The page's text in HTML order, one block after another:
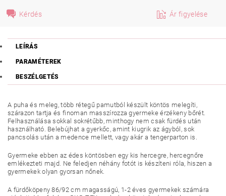
Kérdés Ár figyelése
LEÍRÁS
PARAMÉTEREK
BESZÉLGETÉS
A puha és meleg, több rétegű pamutból készült köntös melegíti,
szárazon tartja és finoman masszírozza gyermeke érzékeny bőrét.
Felhasználása sokkal sokrétűbb, minthogy nem csak fürdés után
használható. Belebújhat a gyerkőc, amint kiugrik az ágyból, sok
pancsolás után a medence mellett, vagy akár a tengerparton is.
Gyermeke ebben az édes köntösben egy kis hercegre, hercegnőre
emlékezteti majd. Ne feledjen néhány fotót is készíteni róla, hiszen a
gyermekek olyan gyorsan nőnek.
A fürdőköpeny 86/92 cm magasságú, 1-2 éves gyermekek számára